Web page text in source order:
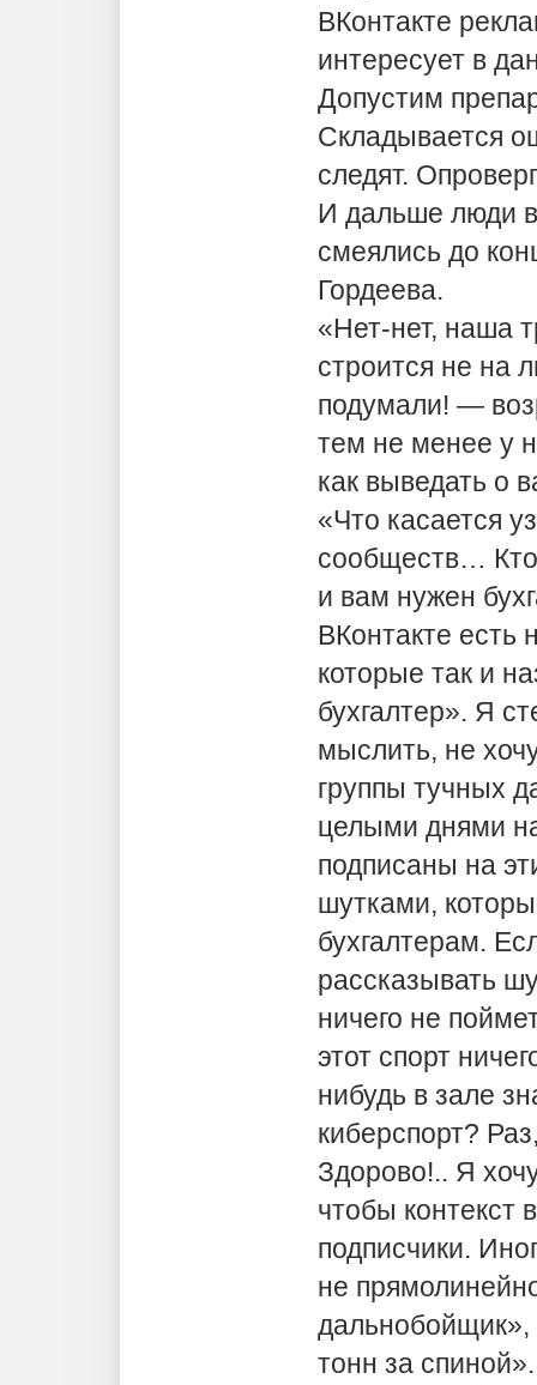
ВКонтакте
интересует в
Допустим
Складывается
следят.
И дальше люди
смеялись до
Гордеева.
«Нет-нет, наша
строится не на
подумали! —
тем не менее у
как выведать о
«Что касается
сообществ…
и вам нужен
ВКонтакте есть
которые так и
бухгалтер». Я
мыслить, не
группы тучных
целыми днями
подписаны на
шутками,
бухгалтерам.
рассказывать
ничего не
этот спорт
нибудь в зале
киберспорт?
Здорово!.. Я
чтобы контекст
подписчики.
не
тонн за